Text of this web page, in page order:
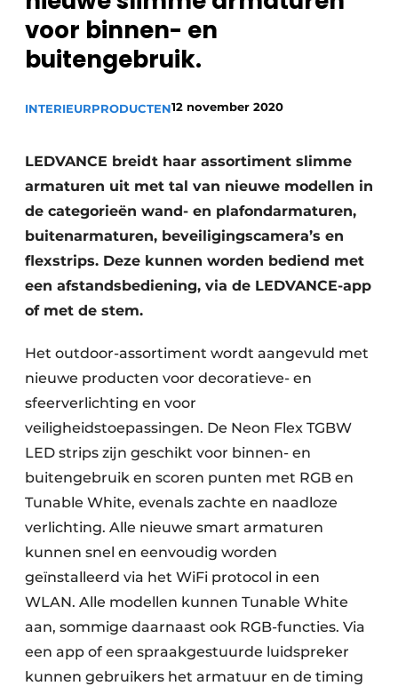
voor binnen- en
buitengebruik.
INTERIEURPRODUCTEN12 november 2020
LEDVANCE breidt haar assortiment slimme
armaturen uit met tal van nieuwe modellen in
de categorieën wand- en plafondarmaturen,
buitenarmaturen, beveiligingscamera’s en
flexstrips. Deze kunnen worden bediend met
een afstandsbediening, via de LEDVANCE-app
of met de stem.
Het outdoor-assortiment wordt aangevuld met
nieuwe producten voor decoratieve- en
sfeerverlichting en voor
veiligheidstoepassingen. De Neon Flex TGBW
LED strips zijn geschikt voor binnen- en
buitengebruik en scoren punten met RGB en
Tunable White, evenals zachte en naadloze
verlichting. Alle nieuwe smart armaturen
kunnen snel en eenvoudig worden
geïnstalleerd via het WiFi protocol in een
WLAN. Alle modellen kunnen Tunable White
aan, sommige daarnaast ook RGB-functies. Via
een app of een spraakgestuurde luidspreker
kunnen gebruikers het armatuur en de timing